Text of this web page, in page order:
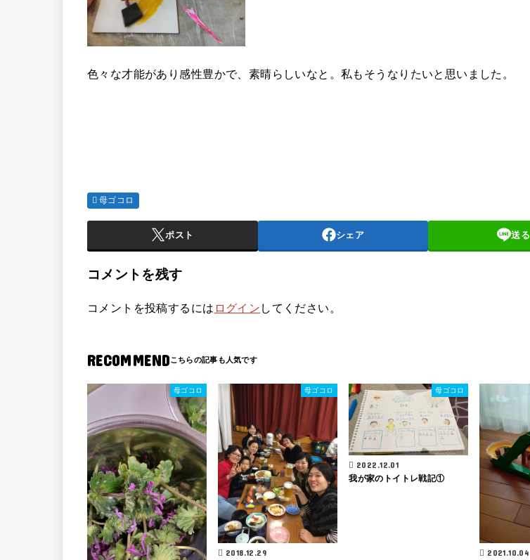
色々な才能があり感性豊かで、素晴らしいなと。私もそうなりたいと思いました。
母ゴコロ
ポスト シェア 送る
コメントを残す
コメントを投稿するには ログイン してください。
RECOMMEND
母ゴコロ 母ゴコロ
2018.12.29
母ゴコロ
2022.12.01
我が家のトイトレ戦記①
2021.10.04